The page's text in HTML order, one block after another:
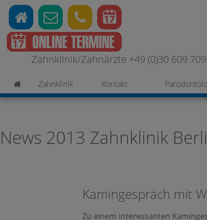
Zahnklinik/Zahnärzte +49 (0)30 609
Zahnklinik Kontakt
News 2013 Zahnklinik
Kamingespräch mit
Zu einem interessanten